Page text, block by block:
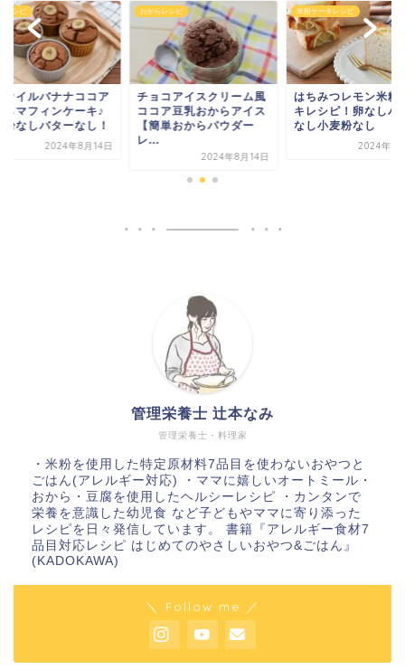
レシピ
オイルバナナココア
らマフィンケーキ♪
粉なしバターなし！
2024年8月14日
おからレシピ
チョコアイスクリーム風
ココア豆乳おからアイス
【簡単おからパウダー
レ...
2024年8月14日
米粉ケーキレシピ
はちみつレモン米粉
キレシピ！卵なしバ
なし小麦粉なし
2024年8
管理栄養士・料理家
管理栄養士 辻本なみ
・米粉を使用した特定原材料7品目を使わないおやつと
ごはん(アレルギー対応) ・ママに嬉しいオートミール・
おから・豆腐を使用したヘルシーレシピ ・カンタンで
栄養を意識した幼児食 など子どもやママに寄り添った
レシピを日々発信しています。 書籍『アレルギー食材7
品目対応レシピ はじめてのやさしいおやつ&ごはん』
(KADOKAWA)
＼ Follow me ／